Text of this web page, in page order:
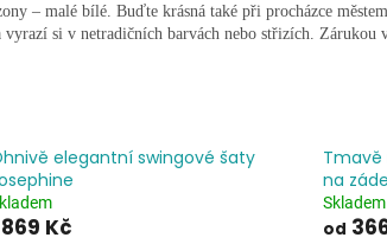
– malé bílé. Buďte krásná také při procházce
si v netradičních barvách nebo střizích. Zárukou
elegantní swingové šaty
869 Kč
Tmavě
na
Skladem
od